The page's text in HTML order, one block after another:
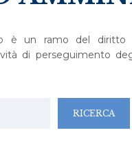
è un ramo del diritto
di perseguimento